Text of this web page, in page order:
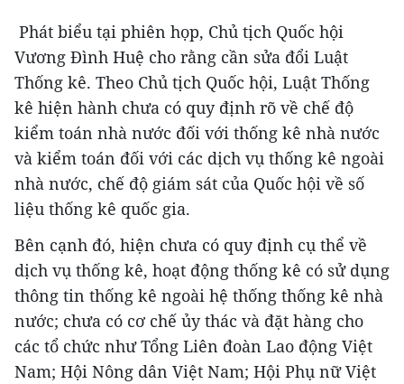
Phát biểu tại phiên họp, Chủ tịch Quốc hội
Vương Đình Huệ cho rằng cần sửa đổi Luật
Thống kê. Theo Chủ tịch Quốc hội, Luật Thống
kê hiện hành chưa có quy định rõ về chế độ
kiểm toán nhà nước đối với thống kê nhà nước
và kiểm toán đối với các dịch vụ thống kê ngoài
nhà nước, chế độ giám sát của Quốc hội về số
liệu thống kê quốc gia.
Bên cạnh đó, hiện chưa có quy định cụ thể về
dịch vụ thống kê, hoạt động thống kê có sử dụng
thông tin thống kê ngoài hệ thống thống kê nhà
nước; chưa có cơ chế ủy thác và đặt hàng cho
các tổ chức như Tổng Liên đoàn Lao động Việt
Nam; Hội Nông dân Việt Nam; Hội Phụ nữ Việt